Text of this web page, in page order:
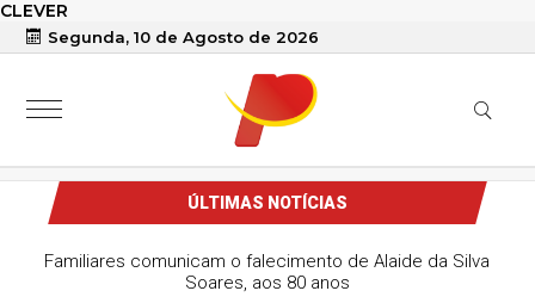
CLEVER
Segunda, 10 de Agosto de 2026
ÚLTIMAS NOTÍCIAS
Familiares comunicam o falecimento de Alaide da Silva
Soares, aos 80 anos